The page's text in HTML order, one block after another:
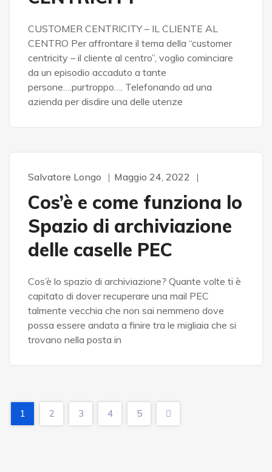
CUSTOMER CENTRICITY – IL CLIENTE AL
CENTRO Per affrontare il tema della “customer
centricity – il cliente al centro”, voglio cominciare
da un episodio accaduto a tante
persone….purtroppo…. Telefonando ad una
azienda per disdire una delle utenze
Salvatore Longo Maggio 24, 2022
Cos’è e come funziona lo
Spazio di archiviazione
delle caselle PEC
Cos’è lo spazio di archiviazione? Quante volte ti è
capitato di dover recuperare una mail PEC
talmente vecchia che non sai nemmeno dove
possa essere andata a finire tra le migliaia che si
trovano nella posta in
1 2 3 4 5